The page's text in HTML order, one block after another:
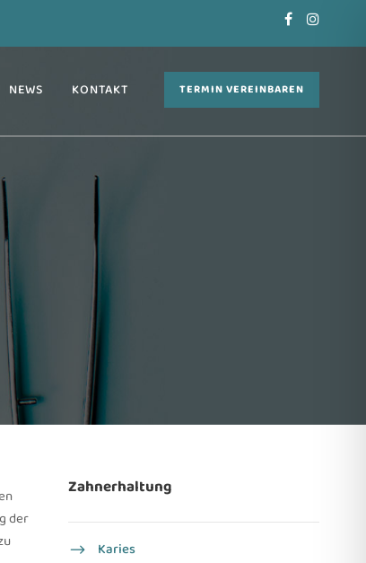
NEWS KONTAKT TERMIN VEREINBAREN
der
Zahnerhaltung
Karies